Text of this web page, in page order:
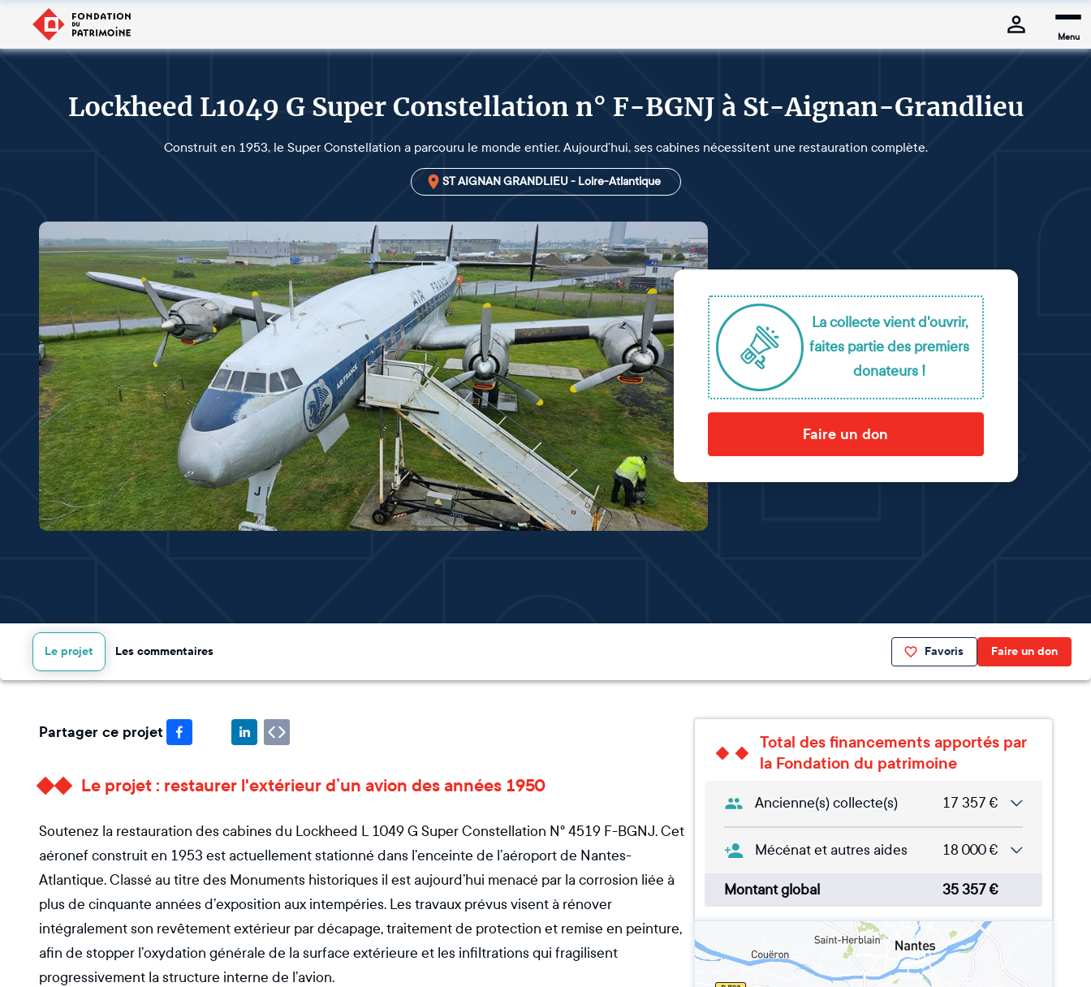
Menu
Lockheed L1049 G Super Constellation n° F-BGNJ à St-Aignan-Grandlieu
Construit en 1953, le Super Constellation a parcouru le monde entier. Aujourd’hui, ses cabines nécessitent une restauration complète.
ST AIGNAN GRANDLIEU - Loire-Atlantique
La collecte vient d'ouvrir,
faites partie des premiers
donateurs !
Faire un don
Favoris Faire un don
Le projet Les commentaires
Partager ce projet
Le projet : restaurer l'extérieur d’un avion des années 1950
Soutenez la restauration des cabines du Lockheed L 1049 G Super Constellation N° 4519 F-BGNJ. Cet
aéronef construit en 1953 est actuellement stationné dans l’enceinte de l’aéroport de Nantes-
Atlantique. Classé au titre des Monuments historiques il est aujourd’hui menacé par la corrosion liée à
plus de cinquante années d’exposition aux intempéries. Les travaux prévus visent à rénover
intégralement son revêtement extérieur par décapage, traitement de protection et remise en peinture,
afin de stopper l’oxydation générale de la surface extérieure et les infiltrations qui fragilisent
progressivement la structure interne de l’avion.
Total des financements apportés par
la Fondation du patrimoine
Ancienne(s) collecte(s) 17 357 €
Mécénat et autres aides 18 000€
Montant global 35 357€